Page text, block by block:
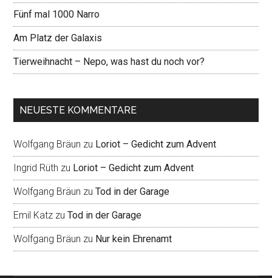
Fünf mal 1000 Narro
Am Platz der Galaxis
Tierweihnacht – Nepo, was hast du noch vor?
NEUESTE KOMMENTARE
Wolfgang Bräun zu Loriot – Gedicht zum Advent
Ingrid Rüth zu Loriot – Gedicht zum Advent
Wolfgang Bräun zuTod in der Garage
Emil Katz zuTod in der Garage
Wolfgang Bräun zu Nur kein Ehrenamt